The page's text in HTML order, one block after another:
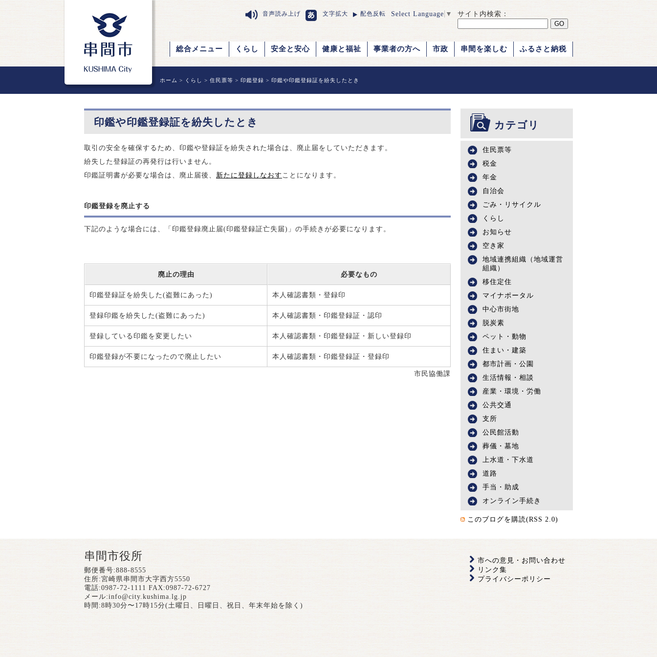
音声読み上げ 文字拡大 配色反転 Select Language ▼ サイト内検索：
総合メニュー くらし 安全と安心 健康と福祉 事業者の方へ 市政 串間を楽しむ ふるさと納税
ホーム > くらし > 住民票等 > 印鑑登録 > 印鑑や印鑑登録証を紛失したとき
印鑑や印鑑登録証を紛失したとき
取引の安全を確保するため、印鑑や登録証を紛失された場合は、廃止届をしていただきます。
紛失した登録証の再発行は行いません。
印鑑証明書が必要な場合は、廃止届後、 新たに登録しなおす ことになります。
印鑑登録を廃止する
下記のような場合には、「印鑑登録廃止届(印鑑登録証亡失届)」の手続きが必要になります。
廃止の理由 必要なもの
印鑑登録証を紛失した(盗難にあった) 本人確認書類・登録印
登録印鑑を紛失した(盗難にあった) 本人確認書類・印鑑登録証・認印
登録している印鑑を変更したい 本人確認書類・印鑑登録証・新しい登録印
印鑑登録が不要になったので廃止したい 本人確認書類・印鑑登録証・登録印
市民協働課
カテゴリ
住民票等
税金
年金
自治会
ごみ・リサイクル
くらし
お知らせ
空き家
地域連携組織（地域運営
組織）
移住定住
マイナポータル
中心市街地
脱炭素
ペット・動物
住まい・建築
都市計画・公園
生活情報・相談
産業・環境・労働
公共交通
支所
公民館活動
葬儀・墓地
上水道・下水道
道路
手当・助成
オンライン手続き
このブログを購読(RSS 2.0)
串間市役所
郵便番号:888-8555
住所:宮崎県串間市大字西方5550
電話:0987-72-1111 FAX:0987-72-6727
メール:info@city.kushima.lg.jp
時間:8時30分〜17時15分(土曜日、日曜日、祝日、年末年始を除く)
市への意見・お問い合わせ
リンク集
プライバシーポリシー